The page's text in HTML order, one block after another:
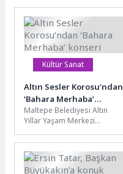
gelinlikleri ücretsiz vererek
en mutlu günlerinde
destek...
Kültür Sanat
Altın Sesler Korosu’ndan
‘Bahara Merhaba’
konseri
Maltepe Belediyesi Altın
Yıllar Yaşam Merkezi
Sesler Korosu, “Bahara
Merhaba” konseriyle
sahne...